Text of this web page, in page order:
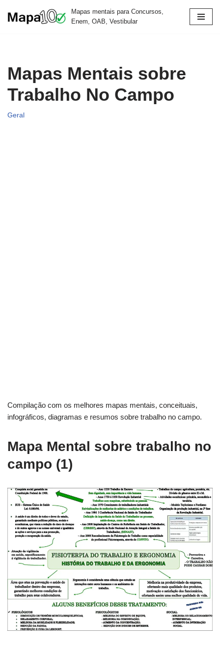
Mapas mentais para Concursos,
Enem, OAB, Vestibular
Mapas Mentais sobre
Trabalho No Campo
Geral
Compilação com os melhores mapas mentais, conceituais,
infográficos, diagramas e resumos sobre trabalho no campo.
Mapa Mental sobre trabalho no
campo (1)